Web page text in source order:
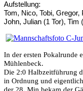
Aufstellung:
Tom, Nico, Tobi,
John, Julian (1 Tor), Tim
In der ersten Pokalrunde
Mühlenbeck.
Die 2:0 Halbzeitführung
in Ordnung und